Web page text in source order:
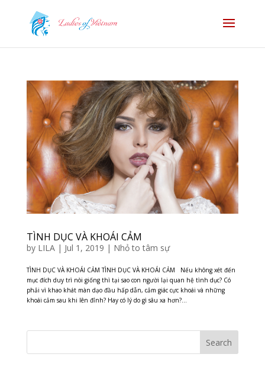
TÌNH DỤC VÀ KHOÁI CẢM
by LILA| Jul 1, 2019 | Nhỏ to tâm sự
TÌNH DỤC VÀ KHOÁI CẢM TÌNH DỤC VÀ KHOÁI CẢM Nếu không xét đến
mục đích duy trì nòi giống thì tại sao con người lại quan hệ tình dục? Có
phải vì khao khát màn dạo đầu hấp dẫn, cảm giác cực khoái và những
khoái cảm sau khi lên đỉnh? Hay có lý do gì sâu xa hơn?...